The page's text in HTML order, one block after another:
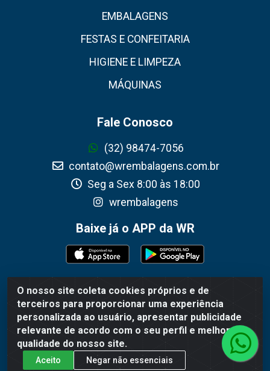
O nosso site coleta cookies próprios e de
terceiros para proporcionar uma experiência
personalizada ao usuário, apresentar publicidade
relevante de acordo com o seu perfil e melhorar a
qualidade do nosso site.
Aceito Negar não essenciais
EMBALAGENS
FESTAS E CONFEITARIA
HIGIENE E LIMPEZA
MÁQUINAS
Fale Conosco
(32) 98474-7056
contato@wrembalagens.com.br
Seg a Sex 8:00 às 18:00
wrembalagens
Baixe já o APP da WR
WR Embalagens - R. Cel. Teodoro Gomes de Araújo, 1360 -
Grogotó - Barbacena / MG - CEP 36202-628 - CNPJ
02.692.206/0001-55